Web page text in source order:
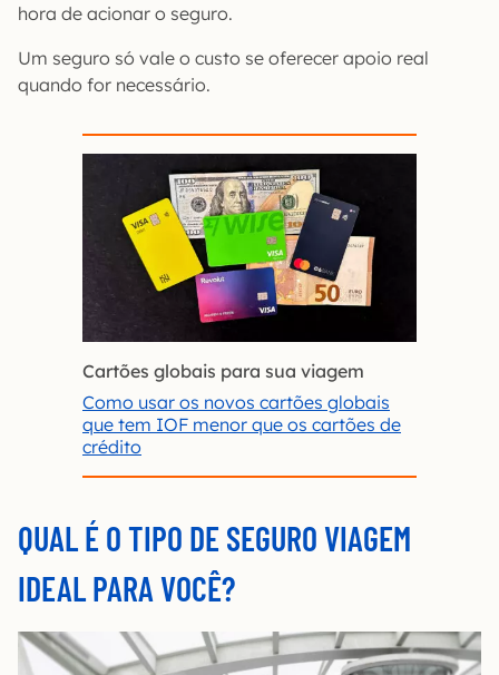
hora de acionar o seguro.
Um seguro só vale o custo se oferecer apoio real
quando for necessário.
Cartões globais para sua viagem
Como usar os novos cartões globais
que tem IOF menor que os cartões de
crédito
QUAL É O TIPO DE SEGURO VIAGEM
IDEAL PARA VOCÊ?